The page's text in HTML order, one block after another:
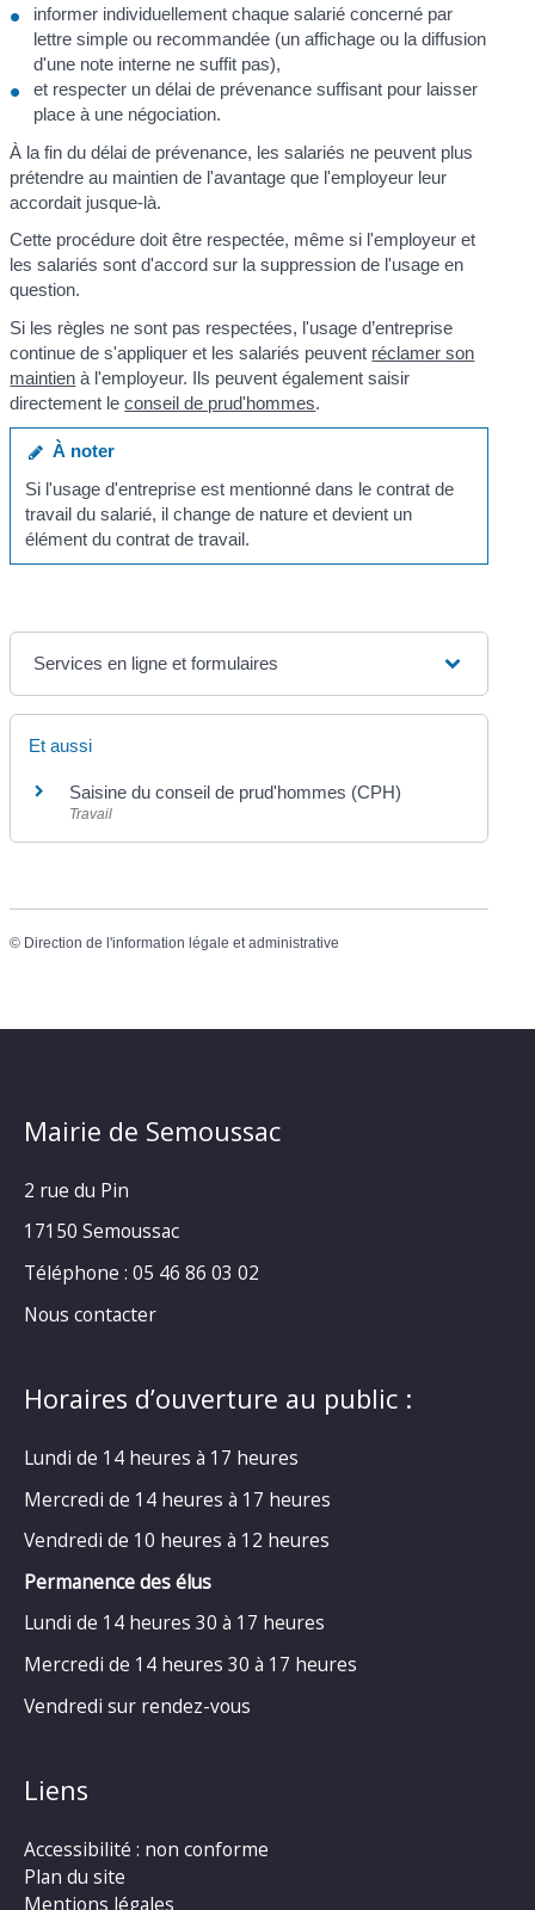
informer individuellement chaque salarié concerné par
lettre simple ou recommandée (un affichage ou la diffusion
d'une note interne ne suffit pas),
et respecter un délai de prévenance suffisant pour laisser
place à une négociation.
À la fin du délai de prévenance, les salariés ne peuvent plus
prétendre au maintien de l'avantage que l'employeur leur
accordait jusque-là.
Cette procédure doit être respectée, même si l'employeur et
les salariés sont d'accord sur la suppression de l'usage en
question.
Si les règles ne sont pas respectées, l'usage d’entreprise
continue de s'appliquer et les salariés peuvent réclamer son
maintien à l'employeur. Ils peuvent également saisir
directement leconseil de prud'hommes.
À noter
Si l'usage d'entreprise est mentionné dans le contrat de
travail du salarié, il change de nature et devient un
élément du contrat de travail.
Services en ligne et formulaires
Et aussi
Saisine du conseil de prud'hommes (CPH)
Travail
© Direction de l'information légale et administrative
Mairie de Semoussac
2 rue du Pin
17150 Semoussac
Téléphone : 05 46 86 03 02
Nous contacter
Horaires d’ouverture au public :
Lundi de 14 heures à 17 heures
Mercredi de 14 heures à 17 heures
Vendredi de 10 heures à 12 heures
Permanence des élus
Lundi de 14 heures 30 à 17 heures
Mercredi de 14 heures 30 à 17 heures
Vendredi sur rendez-vous
Liens
Accessibilité : non conforme
Plan du site
Mentions légales